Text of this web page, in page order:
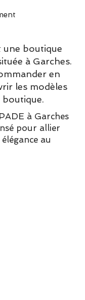
une boutique
à Garches.
en
les modèles
à Garches
pour allier
au